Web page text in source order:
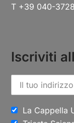
T +39 040-
Iscriviti
La Cappella